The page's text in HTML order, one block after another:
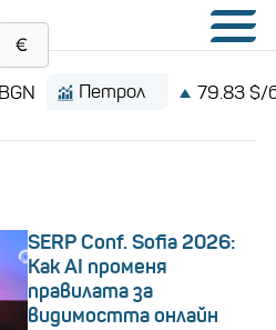
Петрол 79.83 $/барел
SERP Conf. Sofia 2026:
Как AI променя
правилата за
видимостта онлайн